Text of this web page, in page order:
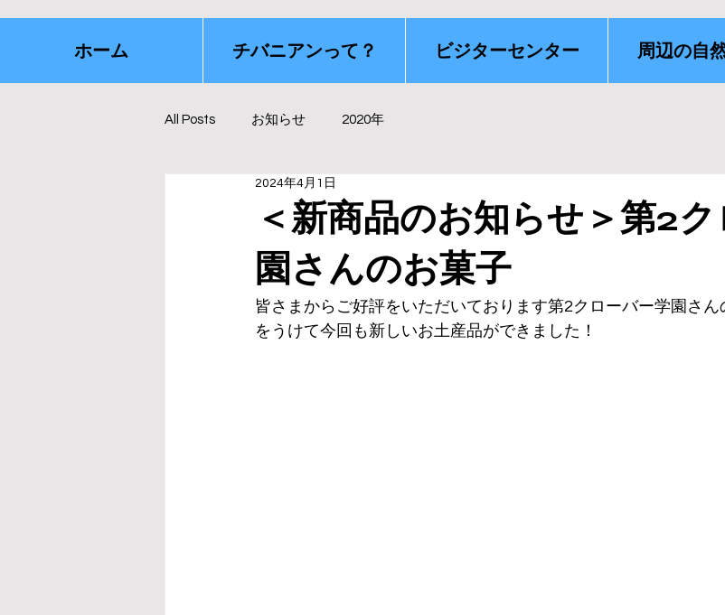
ホーム チバニアンって？ ビジターセンター 周辺の自
All Posts お知らせ 2020年
＜新商品のお知らせ＞第2
園さんのお菓子
2024年4月1日
皆さまからご好評をいただいております第2クローバー学園さ
をうけて今回も新しいお土産品ができました！